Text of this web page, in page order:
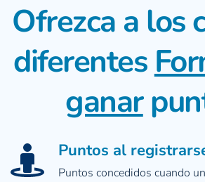
Ofrezca a los
diferentes
ganar
Puntos al
Puntos concedidos cuando